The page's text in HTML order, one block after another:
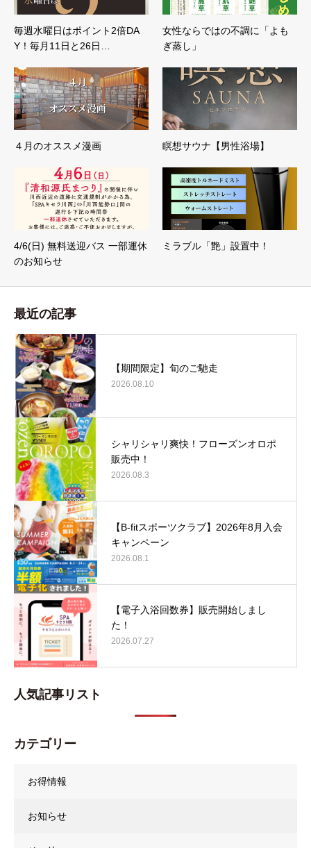
毎週水曜日はポイント2倍DA
Y！毎月11日と26日…
女性ならではの不調に「よも
ぎ蒸し」
４月のオススメ漫画 瞑想サウナ【男性浴場】
4/6(日) 無料送迎バス 一部運休
のお知らせ
ミラブル「艶」設置中！
最近の記事
【期間限定】旬のご馳走
2026.08.10
シャリシャリ爽快！フローズンオロポ
販売中！
2026.08.3
【B-fitスポーツクラブ】2026年8月入会
キャンペーン
2026.08.1
【電子入浴回数券】販売開始しまし
た！
2026.07.27
人気記事リスト
カテゴリー
お得情報
お知らせ